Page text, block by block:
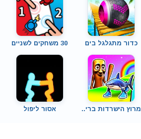
כדור מתגלגל בים 30 משחקים לשניים
מרוץ הישרדות ברי.. אסור ליפול